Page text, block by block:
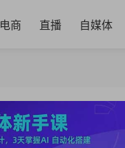
电商 直播 自媒体